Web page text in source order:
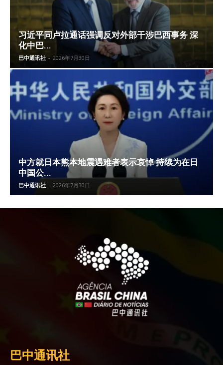
习近平同卢拉通话强调反对外部干涉巴西事务 深
化中巴...
巴中通讯社 - 2026年7月30日
中方就日本熊本地震遇难者表示哀悼 持续为在日
中国公...
巴中通讯社 - 2026年7月30日
巴中通讯社